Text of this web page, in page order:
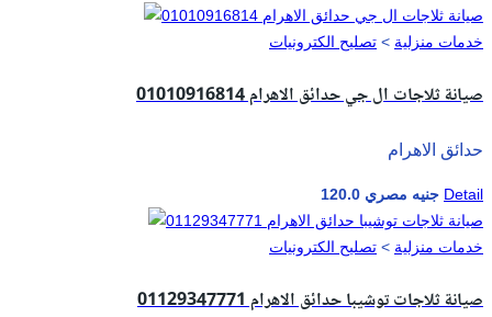
خدمات منزلية > تصليح الكترونيات
صيانة ثلاجات ال جي حدائق الاهرام 01010916814
حدائق الاهرام
120.0 جنيه مصري Detail
خدمات منزلية > تصليح الكترونيات
صيانة ثلاجات توشيبا حدائق الاهرام 01129347771